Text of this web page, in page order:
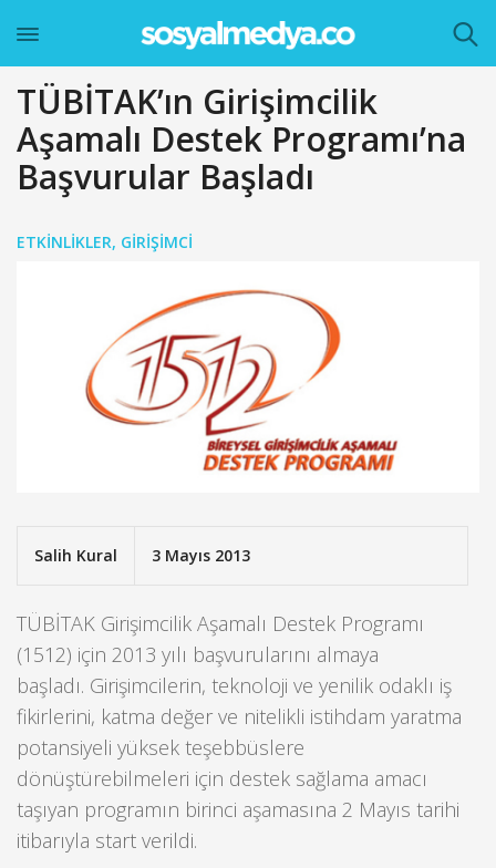
TÜBİTAK’ın Girişimcilik
Aşamalı Destek Programı’na
Başvurular Başladı
ETKINLIKLER, GIRIŞIMCI
Salih Kural 3 Mayıs 2013
TÜBİTAK Girişimcilik Aşamalı Destek Programı
(1512) için 2013 yılı başvurularını almaya
başladı. Girişimcilerin, teknoloji ve yenilik odaklı iş
fikirlerini, katma değer ve nitelikli istihdam yaratma
potansiyeli yüksek teşebbüslere
dönüştürebilmeleri için destek sağlama amacı
taşıyan programın birinci aşamasına 2 Mayıs tarihi
itibarıyla start verildi.